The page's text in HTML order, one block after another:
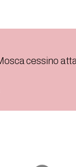
cessino